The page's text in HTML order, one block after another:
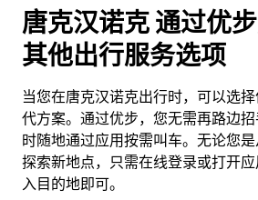
唐克汉诺克 通过优
其他出行服务选项
当您在唐克汉诺克出行时，可以选
代方案。通过优步，您无需再路边
时随地通过应用按需叫车。无论您
探索新地点，只需在线登录或打开
入目的地即可。